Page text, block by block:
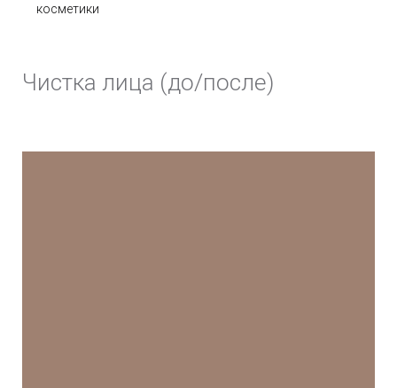
косметики
Чистка лица (до/после)